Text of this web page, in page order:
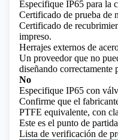
Especifique IP65 para la
Certificado de prueba de
Certificado de
impreso.
Herrajes externos de
Un proveedor que no
diseñando correctamente
No
Especifique IP65 con
Confirme que el
PTFE equivalente, con
Este es el punto de
Lista de verificación de